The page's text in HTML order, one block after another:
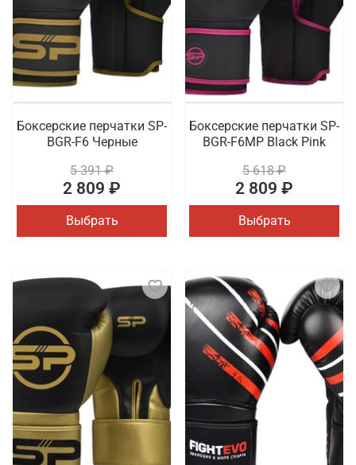
Боксерские перчатки SP-
BGR-F6 Черные
5 391 ₽
2 809 ₽
Выбрать
Боксерские перчатки SP-
BGR-F6MP Black Pink
5 618 ₽
2 809 ₽
Выбрать